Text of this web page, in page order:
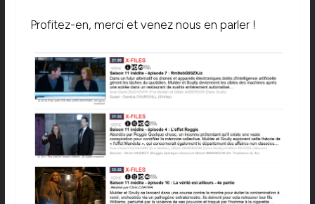
Profitez-en, merci et venez nous en parler !